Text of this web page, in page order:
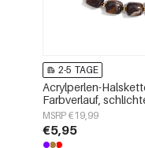
2-5 TAGE
Acrylperlen-
Farbverlauf,
Damenschmuck
MSRP €19,99
€5,95